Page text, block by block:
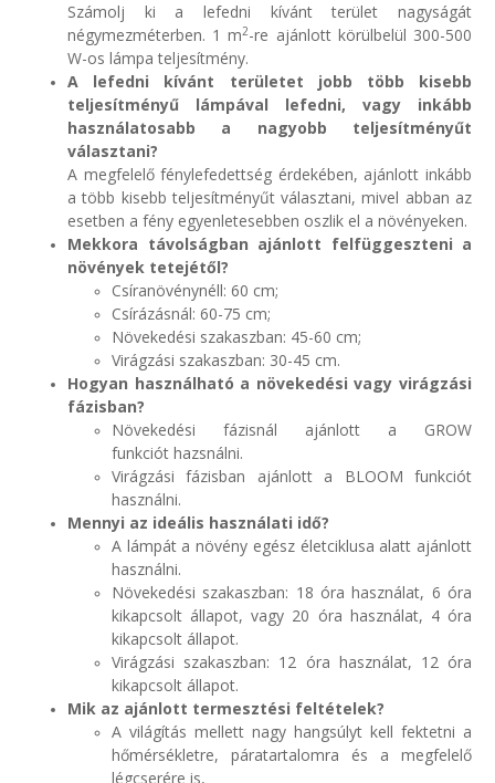
Számolj ki a lefedni kívánt terület nagyságát
négymezméterben. 1 m2-re ajánlott körülbelül 300-500
W-os lámpa teljesítmény.
A lefedni kívánt területet jobb több kisebb
teljesítményű lámpával lefedni, vagy inkább
használatosabb a nagyobb teljesítményűt
választani?
A megfelelő fénylefedettség érdekében, ajánlott inkább
a több kisebb teljesítményűt választani, mivel abban az
esetben a fény egyenletesebben oszlik el a növényeken.
Mekkora távolságban ajánlott felfüggeszteni a
növények tetejétől?
Csíranövénynéll: 60 cm;
Csírázásnál: 60-75 cm;
Növekedési szakaszban: 45-60 cm;
Virágzási szakaszban: 30-45 cm.
Hogyan használható a növekedési vagy virágzási
fázisban?
Növekedési fázisnál ajánlott a GROW
funkciót hazsnálni.
Virágzási fázisban ajánlott a BLOOM funkciót
használni.
Mennyi az ideális használati idő?
A lámpát a növény egész életciklusa alatt ajánlott
használni.
Növekedési szakaszban: 18 óra használat, 6 óra
kikapcsolt állapot, vagy 20 óra használat, 4 óra
kikapcsolt állapot.
Virágzási szakaszban: 12 óra használat, 12 óra
kikapcsolt állapot.
Mik az ajánlott termesztési feltételek?
A világítás mellett nagy hangsúlyt kell fektetni a
hőmérsékletre, páratartalomra és a megfelelő
légcserére is,